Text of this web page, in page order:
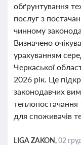
обґрунтування
послуг з
чинному
Визначено
урахуванням
Черкаської
2026 рік. Це
законодавчих
теплопостачання
для споживачів
LIGA ZAKON,02